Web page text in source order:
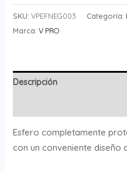
SKU: VPEFNEG003 Categoría:
Marca: V PRO
Descripción
Esfero completamente
con un conveniente diseño